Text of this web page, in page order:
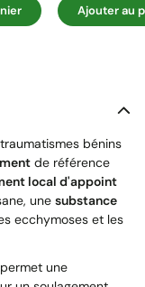
Ajouter au
bénins
de référence
local d'appoint
une substance
ecchymoses et les
permet une